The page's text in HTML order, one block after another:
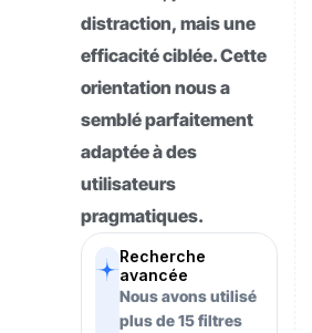
distraction, mais une
efficacité ciblée. Cette
orientation nous a
semblé parfaitement
adaptée à des
utilisateurs
pragmatiques.
Recherche
avancée
Nous avons utilisé
plus de 15 filtres